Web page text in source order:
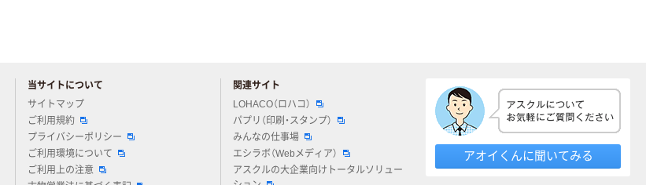
当サイトについて
サイトマップ
ご利用規約
プライバシーポリシー
ご利用環境について
ご利用上の注意
関連サイト
LOHACO（ロハコ）
パプリ（印刷・スタンプ）
みんなの仕事場
エシラボ（Webメディア）
アスクルの大企業向けトータルソリュー
アオイくんに聞いてみる